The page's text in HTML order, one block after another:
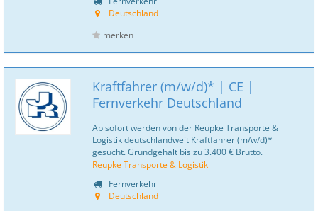
Deutschland
merken
Kraftfahrer (m/w/d)* | CE |
Fernverkehr Deutschland
Ab sofort werden von der Reupke Transporte &
Logistik deutschlandweit Kraftfahrer (m/w/d)*
gesucht. Grundgehalt bis zu 3.400 € Brutto.
Reupke Transporte & Logistik
Fernverkehr
Deutschland